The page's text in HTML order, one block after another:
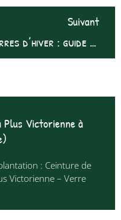
Suivant
Serres d’hiver : guide complet pour votre jardin
Victorienne à
: Ceinture de
Victorienne – Verre